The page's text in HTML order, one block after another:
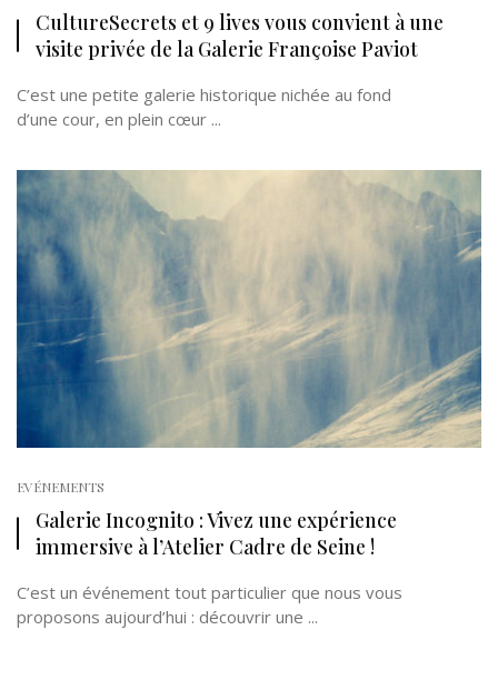
CultureSecrets et 9 lives vous convient à une
visite privée de la Galerie Françoise Paviot
C’est une petite galerie historique nichée au fond
d’une cour, en plein cœur ...
EVÉNEMENTS
Galerie Incognito : Vivez une expérience
immersive à l’Atelier Cadre de Seine !
C’est un événement tout particulier que nous vous
proposons aujourd’hui : découvrir une ...